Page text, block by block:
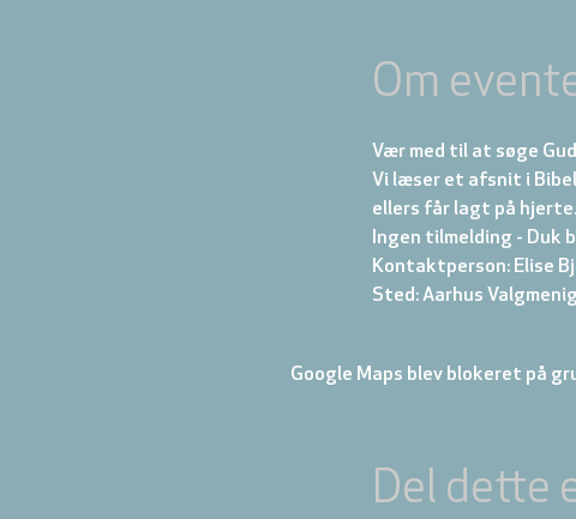
Om
Vær med til at søge
Vi læser et afsnit i
ellers får lagt på hjerte.
Ingen tilmelding - Duk
Kontaktperson: Elise
Sted: Aarhus
Google Maps blev blokeret på
Del dette